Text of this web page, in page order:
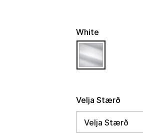
Velja Stærð
White